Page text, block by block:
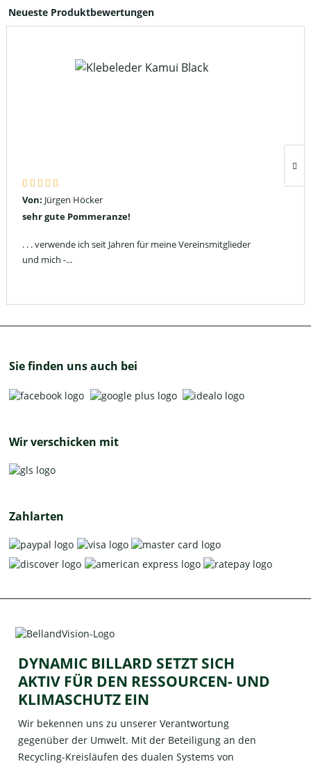
Neueste Produktbewertungen
Von: Jürgen Höcker
sehr gute Pommeranze!
. . . verwende ich seit Jahren für meine Vereinsmitglieder
und mich -...
Sie finden uns auch bei
Wir verschicken mit
Zahlarten
DYNAMIC BILLARD SETZT SICH
AKTIV FÜR DEN RESSOURCEN- UND
KLIMASCHUTZ EIN
Wir bekennen uns zu unserer Verantwortung
gegenüber der Umwelt. Mit der Beteiligung an den
Recycling-Kreisläufen des dualen Systems von